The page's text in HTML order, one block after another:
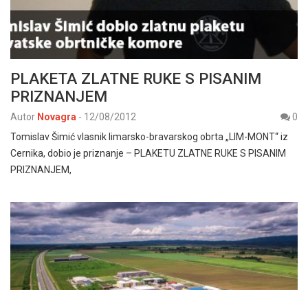
PLAKETA ZLATNE RUKE S PISANIM
PRIZNANJEM
Autor Novagra - 12/08/2012
0
Tomislav Šimić vlasnik limarsko-bravarskog obrta „LIM-MONT“ iz
Cernika, dobio je priznanje – PLAKETU ZLATNE RUKE S PISANIM
PRIZNANJEM,